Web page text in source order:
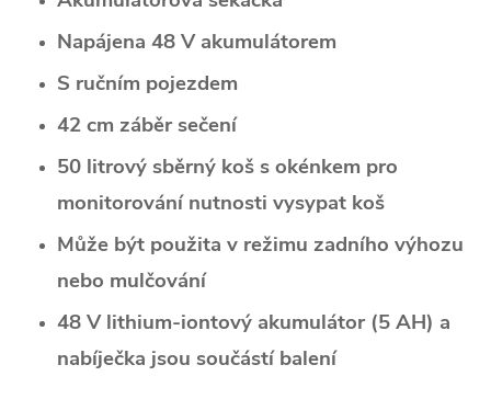
Napájena 48 V akumulátorem
S ručním pojezdem
42 cm záběr sečení
50 litrový sběrný koš s okénkem pro
monitorování nutnosti vysypat koš
Může být použita v režimu zadního výhozu
nebo mulčování
48 V lithium-iontový akumulátor (5 AH) a
nabíječka jsou součástí balení